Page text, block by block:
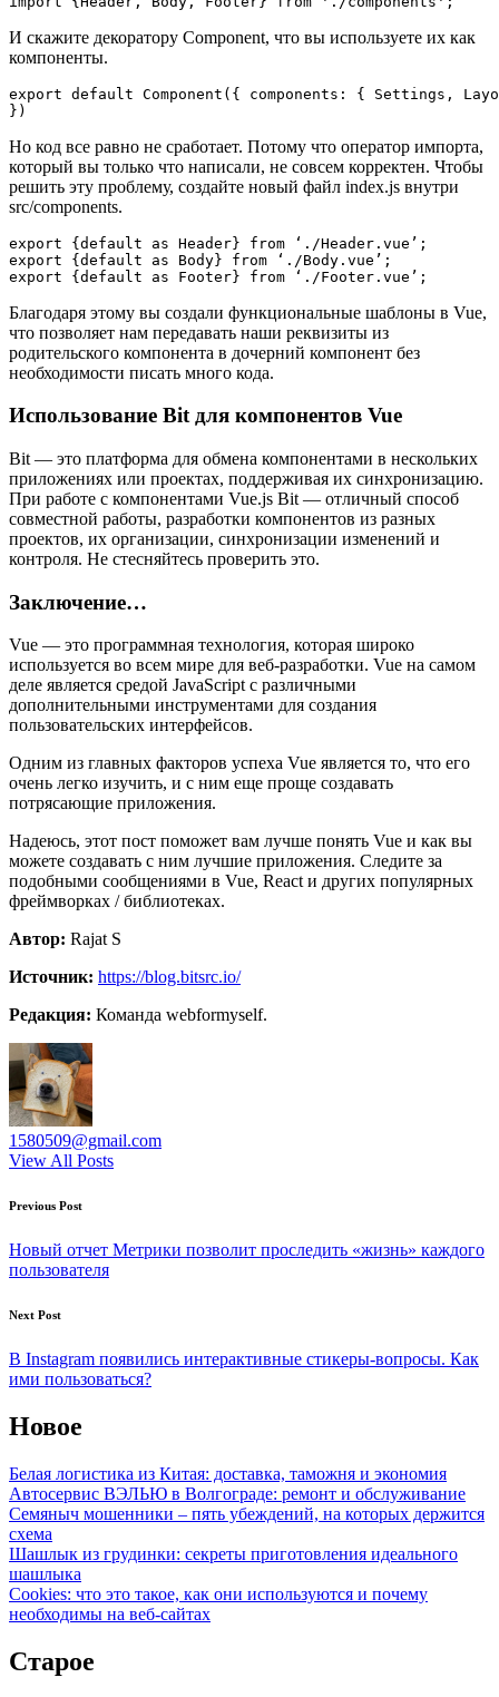
И скажите декоратору Component, что вы используете их как
компоненты.
export default Component({ components: { Settings,
Но код все равно не сработает. Потому что оператор импорта,
который вы только что написали, не совсем корректен. Чтобы
решить эту проблему, создайте новый файл index.js внутри
src/components.
export {default as Header} from ‘./Header.vue’;
export {default as Body} from ‘./Body.vue’;
Благодаря этому вы создали функциональные шаблоны в Vue,
что позволяет нам передавать наши реквизиты из
родительского компонента в дочерний компонент без
необходимости писать много кода.
Использование Bit для компонентов Vue
Bit — это платформа для обмена компонентами в нескольких
приложениях или проектах, поддерживая их синхронизацию.
При работе с компонентами Vue.js Bit — отличный способ
совместной работы, разработки компонентов из разных
проектов, их организации, синхронизации изменений и
контроля. Не стесняйтесь проверить это.
Заключение…
Vue — это программная технология, которая широко
используется во всем мире для веб-разработки. Vue на самом
деле является средой JavaScript с различными
дополнительными инструментами для создания
пользовательских интерфейсов.
Одним из главных факторов успеха Vue является то, что его
очень легко изучить, и с ним еще проще создавать
потрясающие приложения.
Надеюсь, этот пост поможет вам лучше понять Vue и как вы
можете создавать с ним лучшие приложения. Следите за
подобными сообщениями в Vue, React и других популярных
фреймворках / библиотеках.
Автор: Rajat S
Источник: https://blog.bitsrc.io/
Редакция: Команда webformyself.
1580509@gmail.com
View All Posts
Post
navigation
Previous Post
Новый отчет Метрики позволит проследить «жизнь» каждого
пользователя
Next Post
В Instagram появились интерактивные стикеры-вопросы. Как
ими пользоваться?
Новое
Белая логистика из Китая: доставка, таможня и экономия
Автосервис ВЭЛЬЮ в Волгограде: ремонт и обслуживание
Семяныч мошенники – пять убеждений, на которых держится
схема
Шашлык из грудинки: секреты приготовления идеального
шашлыка
Cookies: что это такое, как они используются и почему
необходимы на веб-сайтах
Старое